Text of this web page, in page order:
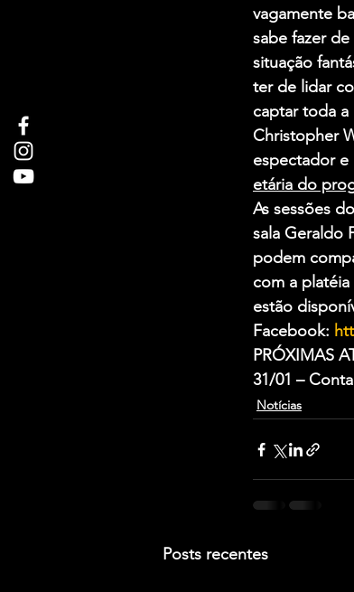
vagamente
sabe fazer
situação
ter de lidar
captar toda
Christopher
espectador
etária do
As sessões
sala Geraldo
podem
com a
estão
Facebook:
PRÓXIMAS
31/01 –
Notícias
Posts recentes